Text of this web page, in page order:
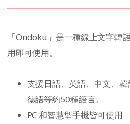
「Ondoku」是一種線上文字轉
用即可使用。
支援日語、英語、中文、韓
德語等約50種語言。
PC 和智慧型手機皆可使用